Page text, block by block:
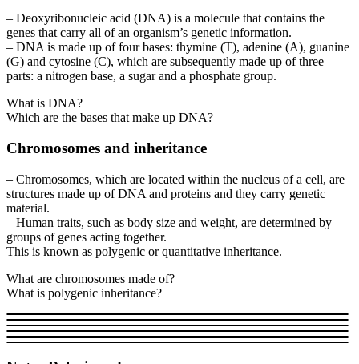
– Deoxyribonucleic acid (DNA) is a molecule that contains the
genes that carry all of an organism’s genetic information.
– DNA is made up of four bases: thymine (T), adenine (A), guanine
(G) and cytosine (C), which are subsequently made up of three
parts: a nitrogen base, a sugar and a phosphate group.
What is DNA?
Which are the bases that make up DNA?
Chromosomes and inheritance
– Chromosomes, which are located within the nucleus of a cell, are
structures made up of DNA and proteins and they carry genetic
material.
– Human traits, such as body size and weight, are determined by
groups of genes acting together.
This is known as polygenic or quantitative inheritance.
What are chromosomes made of?
What is polygenic inheritance?